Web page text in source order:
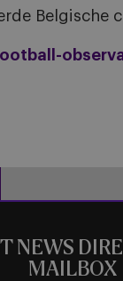
Belgische
NEWS
MAILBOX